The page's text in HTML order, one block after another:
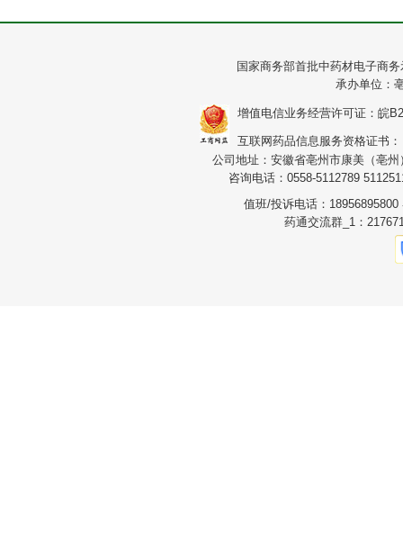
国家商务部首批中药材电子商
承办单位：
增值电信业务经营许可证：皖
互联网药品信息服务资格证书
公司地址：安徽省亳州市康美（亳
咨询电话：0558-5112789
值班/投诉电话：18956895800
药通交流群_1：